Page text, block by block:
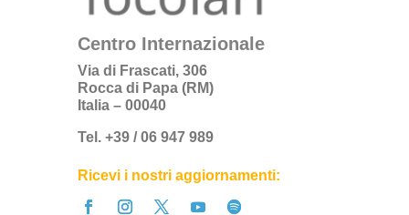
Centro Internazionale
Via di Frascati, 306
Rocca di Papa (RM)
Italia – 00040
Tel. +39 / 06 947 989
Ricevi i nostri aggiornamenti: